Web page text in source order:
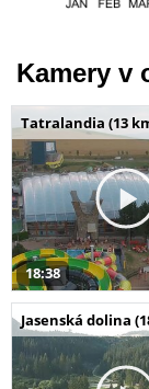
Kamery v
Tatralandia (13
18:38
Jasenská dolina